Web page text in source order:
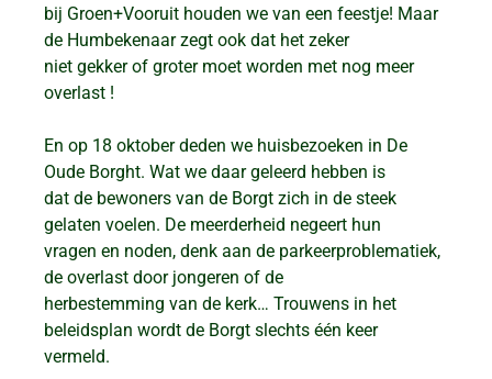
bij Groen+Vooruit houden we van een feestje! Maar
de Humbekenaar zegt ook dat het zeker
niet gekker of groter moet worden met nog meer
overlast !
En op 18 oktober deden we huisbezoeken in De
Oude Borght. Wat we daar geleerd hebben is
dat de bewoners van de Borgt zich in de steek
gelaten voelen. De meerderheid negeert hun
vragen en noden, denk aan de parkeerproblematiek,
de overlast door jongeren of de
herbestemming van de kerk… Trouwens in het
beleidsplan wordt de Borgt slechts één keer
vermeld.